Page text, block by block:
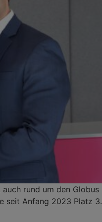
rund um den Globus
seit Anfang 2023 Platz 3.